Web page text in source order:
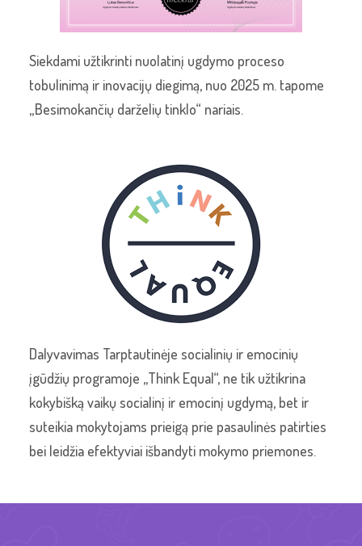
Siekdami užtikrinti nuolatinį ugdymo proceso
tobulinimą ir inovacijų diegimą, nuo 2025 m. tapome
„Besimokančių darželių tinklo“ nariais.
Dalyvavimas Tarptautinėje socialinių ir emocinių
įgūdžių programoje „Think Equal“, ne tik užtikrina
kokybišką vaikų socialinį ir emocinį ugdymą, bet ir
suteikia mokytojams prieigą prie pasaulinės patirties
bei leidžia efektyviai išbandyti mokymo priemones.